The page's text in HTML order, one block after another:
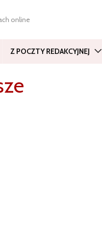
online
Z POCZTY REDAKCYJNEJ